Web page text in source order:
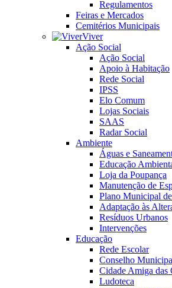
Regulamentos
Feiras e Mercados
Cemitérios Municipais
Viver
Ação Social
Ação Social
Apoio à Habitação
Rede Social
IPSS
Elo Comum
Lojas Sociais
SAAS
Radar Social
Ambiente
Águas e
Educação
Loja da Poupança
Manutenção de
Plano Municipal
Adaptação às
Resíduos Urbanos
Intervenções
Educação
Rede Escolar
Conselho
Cidade Amiga das
Ludoteca